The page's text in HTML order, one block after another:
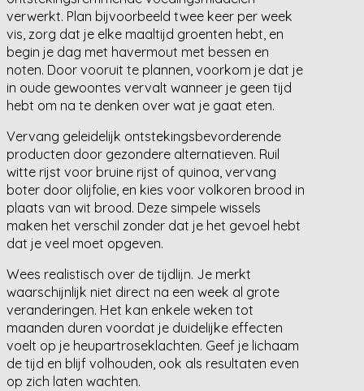
verwerkt. Plan bijvoorbeeld twee keer per week
vis, zorg dat je elke maaltijd groenten hebt, en
begin je dag met havermout met bessen en
noten. Door vooruit te plannen, voorkom je dat je
in oude gewoontes vervalt wanneer je geen tijd
hebt om na te denken over wat je gaat eten.
Vervang geleidelijk ontstekingsbevorderende
producten door gezondere alternatieven. Ruil
witte rijst voor bruine rijst of quinoa, vervang
boter door olijfolie, en kies voor volkoren brood in
plaats van wit brood. Deze simpele wissels
maken het verschil zonder dat je het gevoel hebt
dat je veel moet opgeven.
Wees realistisch over de tijdlijn. Je merkt
waarschijnlijk niet direct na een week al grote
veranderingen. Het kan enkele weken tot
maanden duren voordat je duidelijke effecten
voelt op je heupartroseklachten. Geef je lichaam
de tijd en blijf volhouden, ook als resultaten even
op zich laten wachten.